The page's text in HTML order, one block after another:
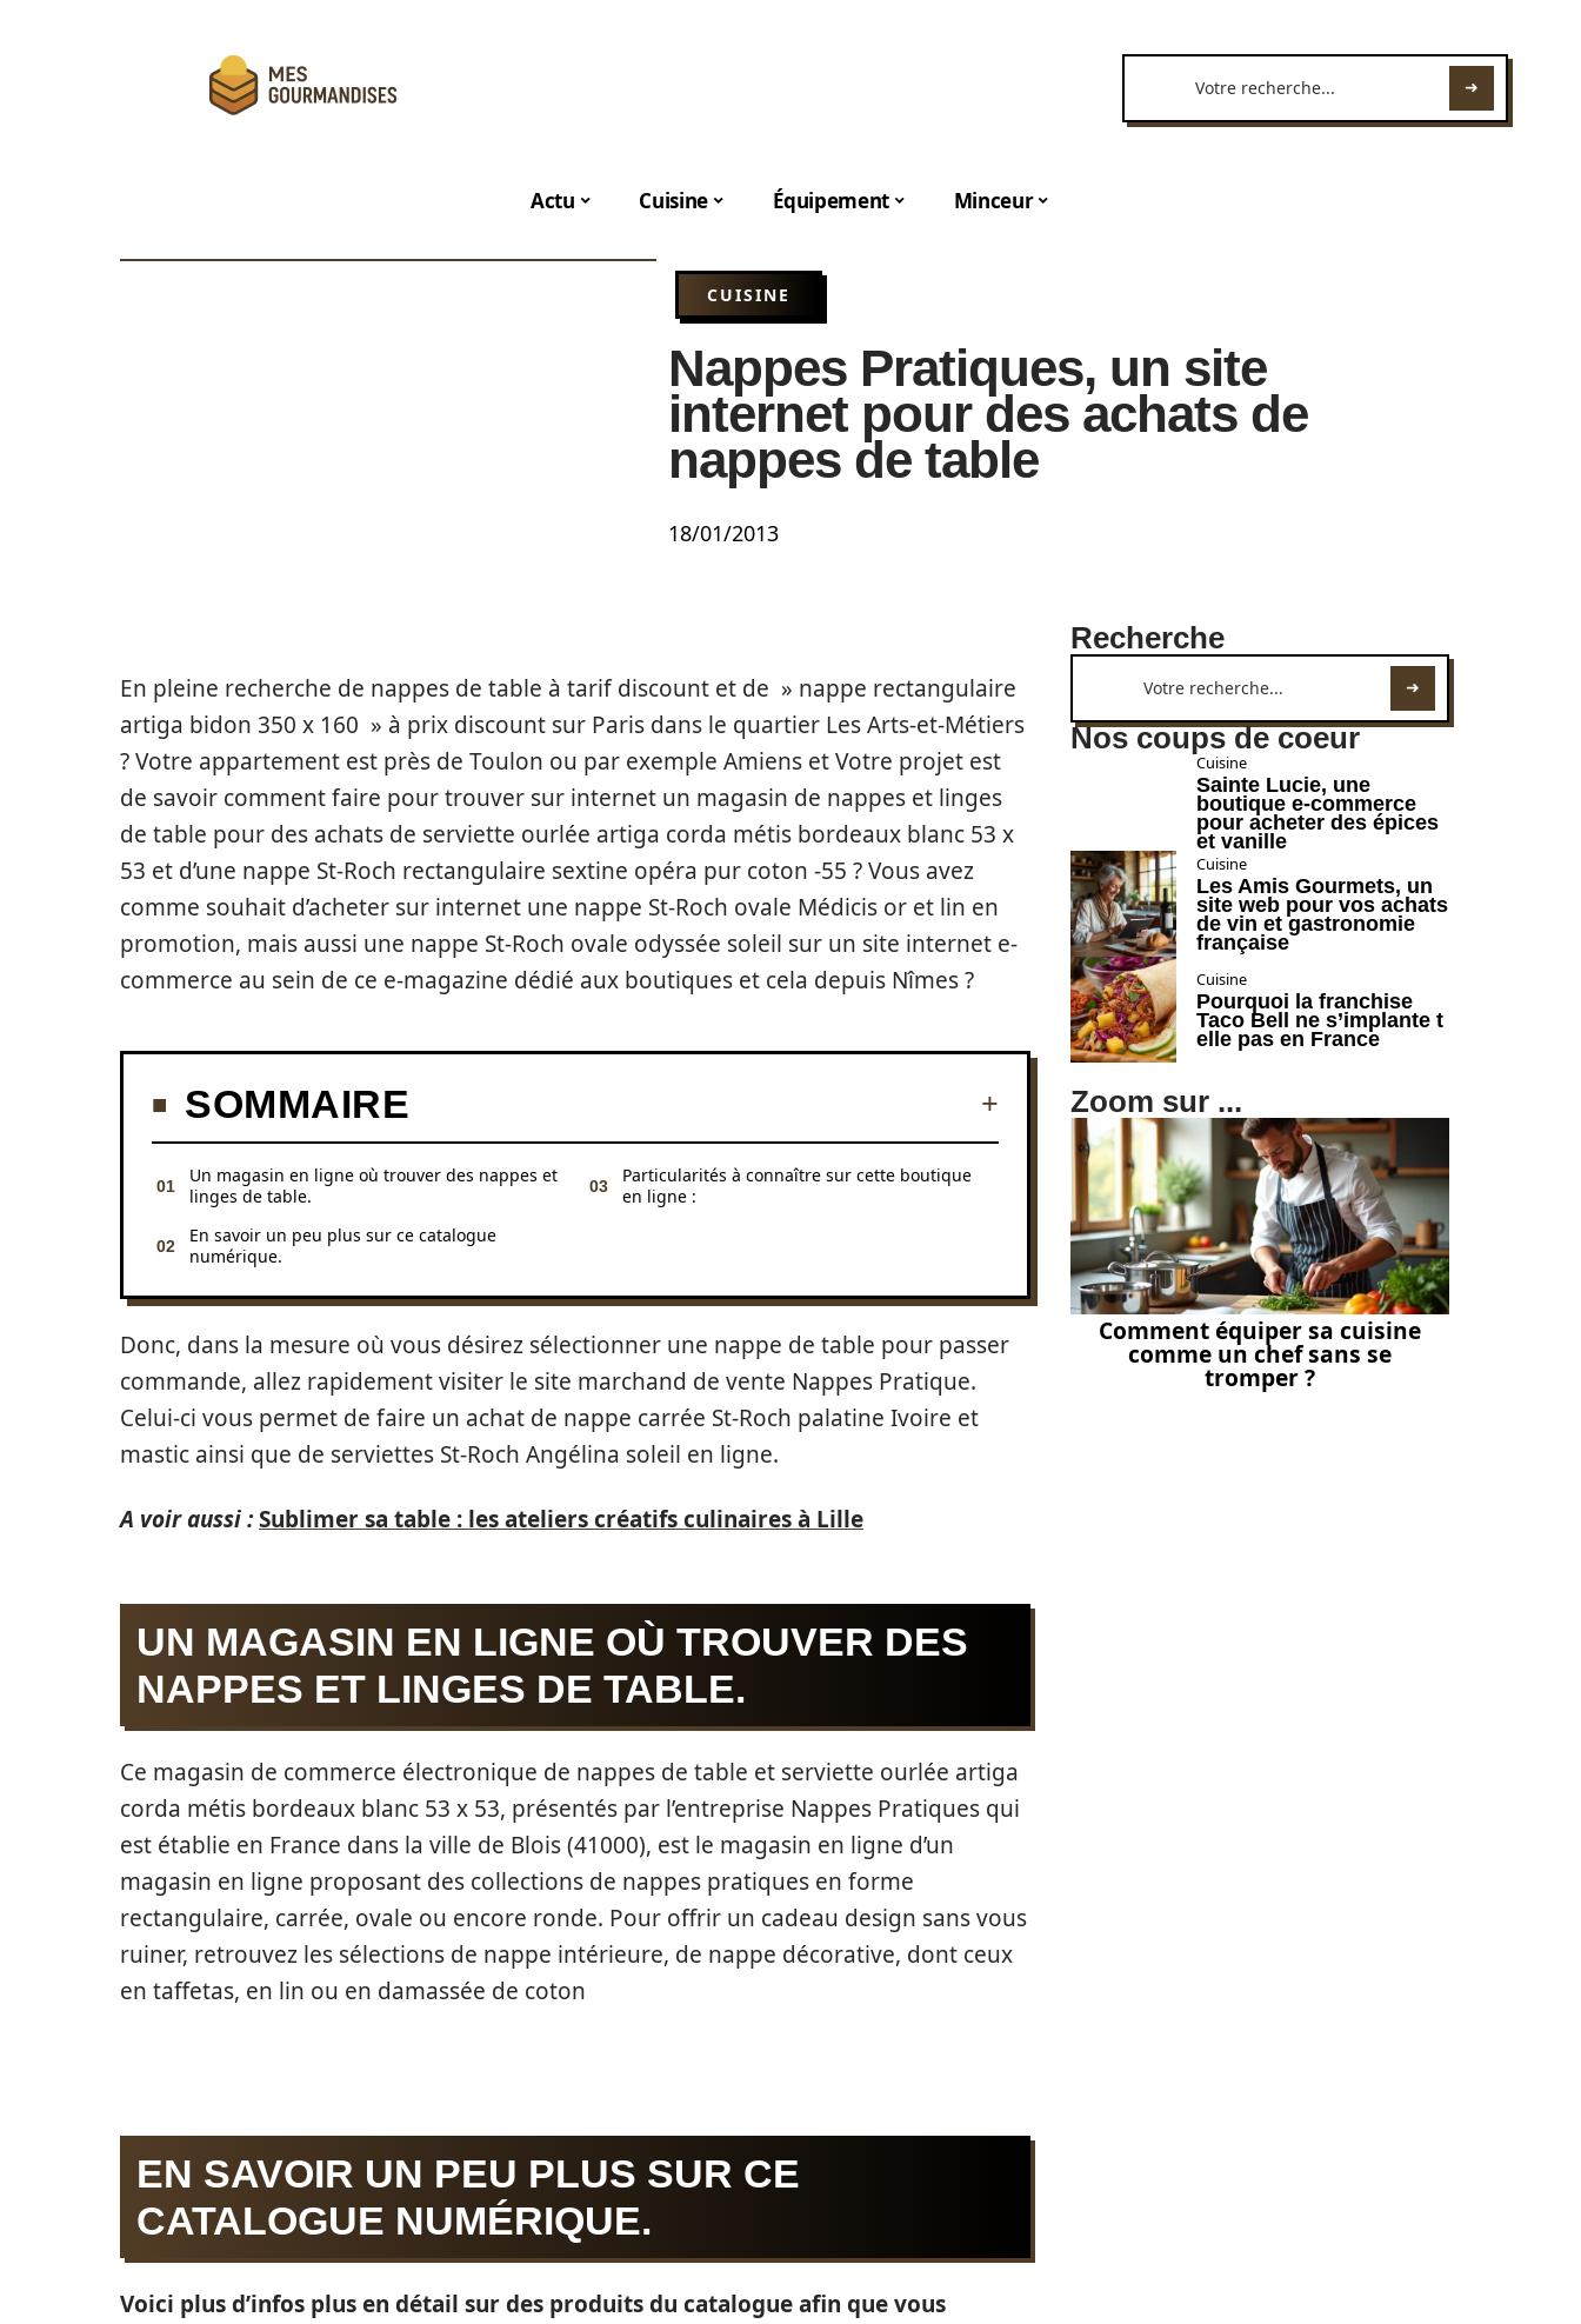
Actu Cuisine Équipement Minceur
CUISINE
Nappes Pratiques, un site
internet pour des achats de
nappes de table
18/01/2013
En pleine recherche de nappes de table à tarif discount et de » nappe rectangulaire
artiga bidon 350 x 160 » à prix discount sur Paris dans le quartier Les Arts-et-Métiers
? Votre appartement est près de Toulon ou par exemple Amiens et Votre projet est
de savoir comment faire pour trouver sur internet un magasin de nappes et linges
de table pour des achats de serviette ourlée artiga corda métis bordeaux blanc 53 x
53 et d’une nappe St-Roch rectangulaire sextine opéra pur coton -55 ? Vous avez
comme souhait d’acheter sur internet une nappe St-Roch ovale Médicis or et lin en
promotion, mais aussi une nappe St-Roch ovale odyssée soleil sur un site internet e-
commerce au sein de ce e-magazine dédié aux boutiques et cela depuis Nîmes ?
SOMMAIRE
Un magasin en ligne où trouver des nappes et
linges de table.
En savoir un peu plus sur ce catalogue
numérique.
Particularités à connaître sur cette boutique
en ligne :
Donc, dans la mesure où vous désirez sélectionner une nappe de table pour passer
commande, allez rapidement visiter le site marchand de vente Nappes Pratique.
Celui-ci vous permet de faire un achat de nappe carrée St-Roch palatine Ivoire et
mastic ainsi que de serviettes St-Roch Angélina soleil en ligne.
A voir aussi :Sublimer sa table : les ateliers créatifs culinaires à Lille
UN MAGASIN EN LIGNE OÙ TROUVER DES
NAPPES ET LINGES DE TABLE.
Ce magasin de commerce électronique de nappes de table et serviette ourlée artiga
corda métis bordeaux blanc 53 x 53, présentés par l’entreprise Nappes Pratiques qui
est établie en France dans la ville de Blois (41000), est le magasin en ligne d’un
magasin en ligne proposant des collections de nappes pratiques en forme
rectangulaire, carrée, ovale ou encore ronde. Pour offrir un cadeau design sans vous
ruiner, retrouvez les sélections de nappe intérieure, de nappe décorative, dont ceux
en taffetas, en lin ou en damassée de coton
EN SAVOIR UN PEU PLUS SUR CE
CATALOGUE NUMÉRIQUE.
Voici plus d’infos plus en détail sur des produits du catalogue afin que vous
Recherche
Nos coups de coeur
Cuisine
Sainte Lucie, une
boutique e-commerce
pour acheter des épices
et vanille
Cuisine
Les Amis Gourmets, un
site web pour vos achats
de vin et gastronomie
française
Cuisine
Pourquoi la franchise
Taco Bell ne s’implante t
elle pas en France
Zoom sur ...
Comment équiper sa cuisine
comme un chef sans se
tromper ?